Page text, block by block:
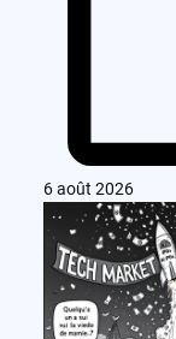
6 août 2026